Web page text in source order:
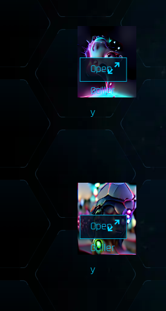
Open
Galler
y
Open
Galler
y